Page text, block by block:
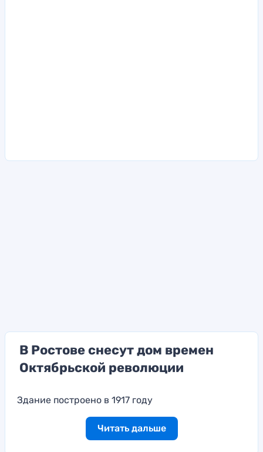
В Ростове снесут дом времен
Октябрьской революции
Здание построено в 1917 году
Читать дальше